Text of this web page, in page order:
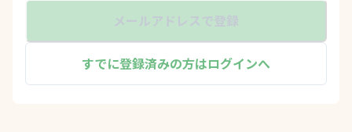
メールアドレスで登録
すでに登録済みの方はログインへ